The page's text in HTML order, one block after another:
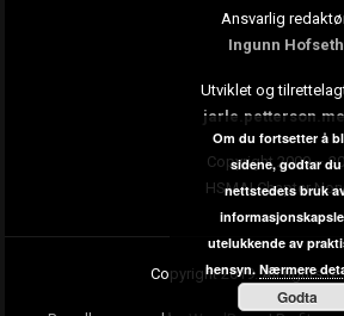
Ansvarlig
Ingunn Hofseth
Utviklet og
Copyright 2009 –
HSMAI Chapter
Copyright 2019. All rights
Om du fortsetter å
sidene, godtar du
nettstedets bruk
utelukkende av
hensyn. Nærmere
Godta